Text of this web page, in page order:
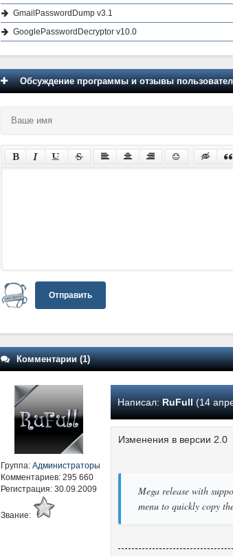
GmailPasswordDump v3.1
GooglePasswordDecryptor v10.0
Обсуждение программы и отзывы
Отправить
Комментарии (1)
Группа: Администраторы
Комментариев: 295 660
Регистрация: 30.09.2009
Звание:
Написал: RuFull(14
Изменения в версии 2.0
Mega release with
menu to quickly copy